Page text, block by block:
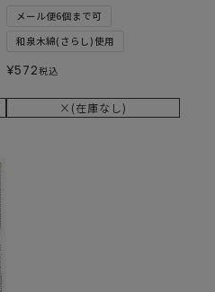
メール便6個まで可
和泉木綿(さらし)使用
¥572税込
×(在庫なし)